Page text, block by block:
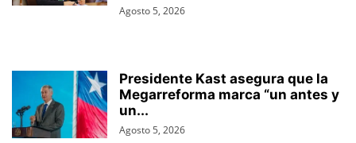
Agosto 5, 2026
Presidente Kast asegura que la
Megarreforma marca “un antes y
un...
Agosto 5, 2026